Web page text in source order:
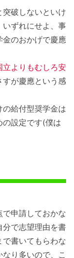
破しないといけ
いずれにせよ、事
のおかげで慶應
立よりもむしろ安
が慶應という感
給付型奨学金は
の設定です(僕は
申請しておかな
分で志望理由を書
で書いてもらわな
り多いので、こ